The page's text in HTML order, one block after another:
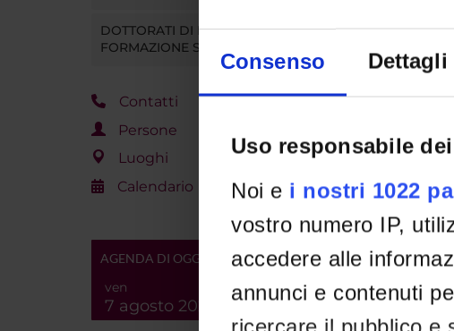
Consenso Dettagli
Uso responsabile
Noi e i nostri 1022
vostro numero IP,
accedere alle
annunci e contenuti
ricercare il pubblico e
DOTTORATI DI RICERCA E
FORMAZIONE SUPERIORE
Contatti
Persone
Luoghi
Calendario
AGENDA DI OGGI
ven
7 agosto 2026